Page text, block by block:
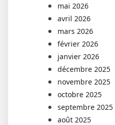
mai 2026
avril 2026
mars 2026
février 2026
janvier 2026
décembre 2025
novembre 2025
octobre 2025
septembre 2025
août 2025